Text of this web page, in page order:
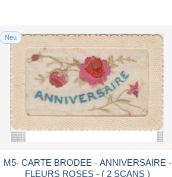
Neu
M5- CARTE BRODEE - ANNIVERSAIRE -
FLEURS ROSES - ( 2 SCANS )